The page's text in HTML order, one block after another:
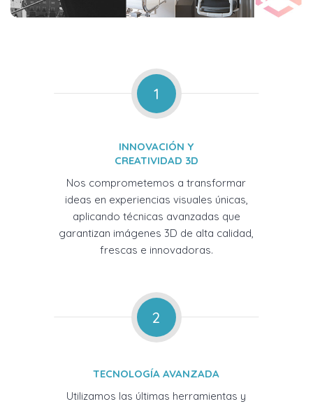
1
INNOVACIÓN Y
CREATIVIDAD 3D
Nos comprometemos a transformar
ideas en experiencias visuales únicas,
aplicando técnicas avanzadas que
garantizan imágenes 3D de alta calidad,
frescas e innovadoras.
2
TECNOLOGÍA AVANZADA
Utilizamos las últimas herramientas y